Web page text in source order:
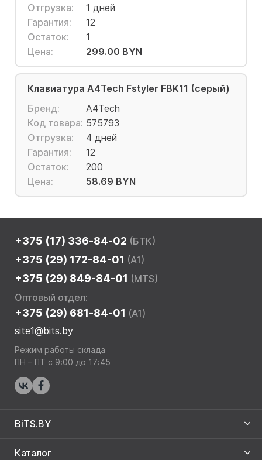
Отгрузка:
1 дней
Гарантия:
12
Остаток:
1
Цена:
299.00 BYN
Клавиатура A4Tech Fstyler FBK11 (серый)
Бренд:
A4Tech
Код товара: 575793
Отгрузка:
4 дней
Гарантия:
12
Остаток:
200
Цена:
58.69 BYN
+375 (17) 336-84-02 (БТК)
+375 (29) 172-84-01 (A1)
+375 (29) 849-84-01 (MTS)
Оптовый отдел:
+375 (29) 681-84-01 (A1)
site1@bits.by
Режим работы склада
ПН – ПТ с 9:00 до 17:45
BiTS.BY
Каталог